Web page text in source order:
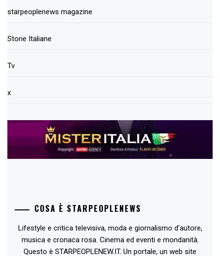
starpeoplenews magazine
Storie Italiane
Tv
x
COSA È STARPEOPLENEWS
Lifestyle e critica televisiva, moda e giornalismo d'autore,
musica e cronaca rosa. Cinema ed eventi e mondanità.
Questo è STARPEOPLENEW.IT. Un portale, un web site